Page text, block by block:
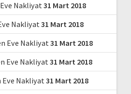
Nakliyat31 Mart 2018
Nakliyat31 Mart 2018
Eve Nakliyat31 Mart 2018
Eve Nakliyat31 Mart 2018
Eve Nakliyat31 Mart 2018